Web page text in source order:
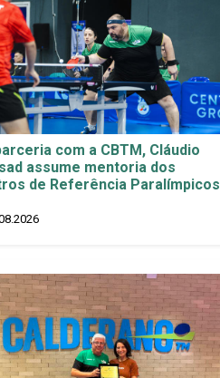
com a CBTM, Cláudio
assume mentoria dos
de Referência Paralímpicos